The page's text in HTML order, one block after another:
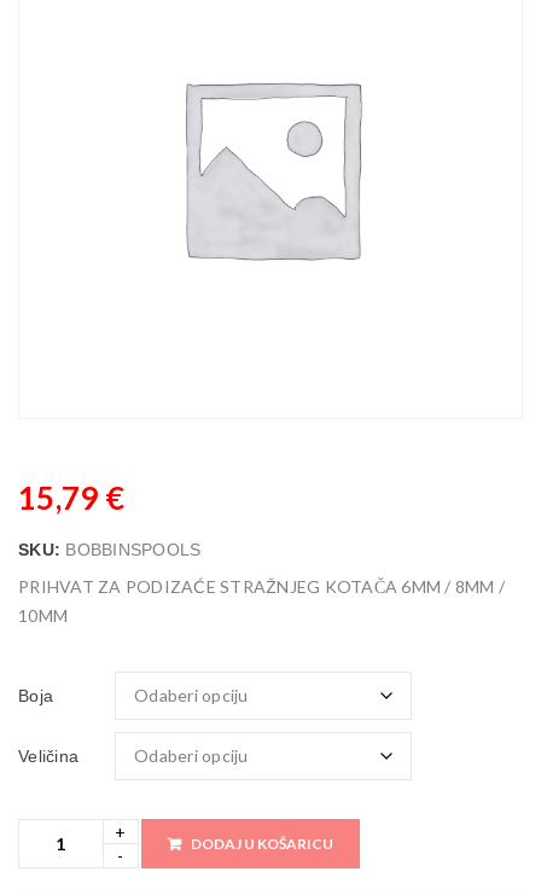
15,79 €
SKU: BOBBINSPOOLS
PRIHVAT ZA PODIZAĆE STRAŽNJEG KOTAČA 6MM / 8MM /
10MM
Boja
Veličina
DODAJ U KOŠARICU